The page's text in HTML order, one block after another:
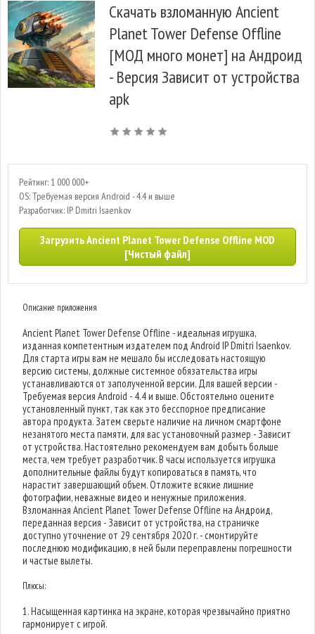
Скачать взломанную Ancient
Planet Tower Defense Offline
[МОД много монет] на Андроид
- Версия Зависит от устройства
apk
Рейтинг: 1 000 000+
OS: Требуемая версия Android - 4.4 и выше
Разработчик: IP Dmitri Isaenkov
Загрузить Ancient Planet Tower Defense Offline MOD
[Чистый файл]
Описание приложения
Ancient Planet Tower Defense Offline - идеальная игрушка,
изданная компетентным издателем под Android IP Dmitri Isaenkov.
Для старта игры вам не мешало бы исследовать настоящую
версию системы, должные системное обязательства игры
устанавливаются от заполученной версии. Для вашей версии -
Требуемая версия Android - 4.4 и выше. Обстоятельно оцените
установленный пункт, так как это бесспорное предписание
автора продукта. Затем сверьте наличие на личном смартфоне
незанятого места памяти, для вас установочный размер - Зависит
от устройства. Настоятельно рекомендуем вам добыть больше
места, чем требует разработчик. В часы используется игрушка
дополнительные файлы будут копироваться в память, что
нарастит завершающий объем. Отложите всякие лишние
фотографии, неважные видео и ненужные приложения.
Взломанная Ancient Planet Tower Defense Offline на Андроид,
переданная версия - Зависит от устройства, на страничке
доступно уточнение от 29 сентября 2020 г. - смонтируйте
последнюю модификацию, в ней были переправлены погрешности
и частые вылеты.
Плюсы:
1. Насыщенная картинка на экране, которая чрезвычайно приятно
гармонирует с игрой.